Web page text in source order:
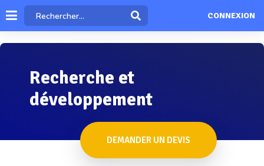
CONNEXION
Recherche et
développement
DEMANDER UN DEVIS